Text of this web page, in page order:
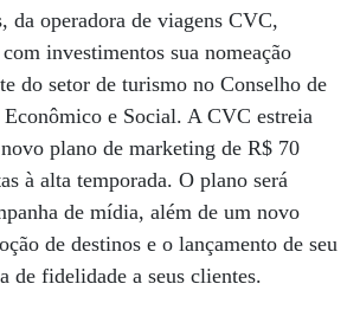
da operadora de viagens CVC,
investimentos sua nomeação
do setor de turismo no Conselho de
e Social. A CVC estreia
plano de marketing de R$ 70
à alta temporada. O plano será
de mídia, além de um novo
de destinos e o lançamento de seu
de fidelidade a seus clientes.